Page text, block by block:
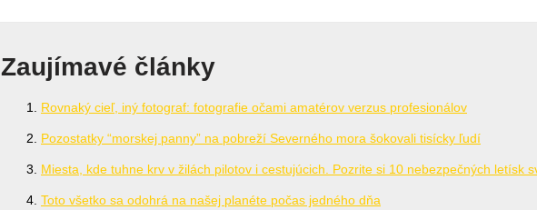
Zaujímavé články
Rovnaký cieľ, iný fotograf: fotografie očami amatérov verzus profesionálov
Pozostatky “morskej panny” na pobreží Severného mora šokovali tisícky ľudí
Miesta, kde tuhne krv v žilách pilotov i cestujúcich. Pozrite si 10 nebezpečných letísk
Toto všetko sa odohrá na našej planéte počas jedného dňa